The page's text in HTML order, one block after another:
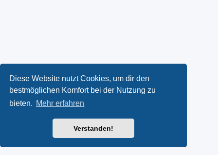
Diese Website nutzt Cookies, um dir den
bestmöglichen Komfort bei der Nutzung zu
bieten. Mehr erfahren
Verstanden!